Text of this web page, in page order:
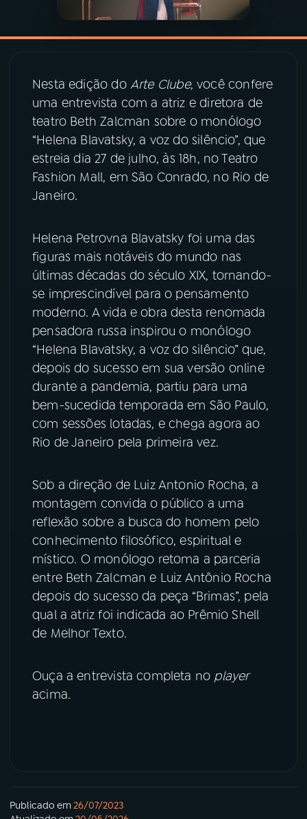
PODCASTS
ÚLTIMAS
08PRÊMIO RÁDIO MEC
ACOMPANHE A RÁDIO MEC
Instagram X
TikTok
Nesta edição do Arte Clube, você confere
uma entrevista com a atriz e diretora de
teatro Beth Zalcman sobre o monólogo
“Helena Blavatsky, a voz do silêncio”, que
estreia dia 27 de julho, às 18h, no Teatro
Fashion Mall, em São Conrado, no Rio de
Janeiro.
Helena Petrovna Blavatsky foi uma das
figuras mais notáveis do mundo nas
últimas décadas do século XIX, tornando-
se imprescindível para o pensamento
moderno. A vida e obra desta renomada
pensadora russa inspirou o monólogo
“Helena Blavatsky, a voz do silêncio” que,
depois do sucesso em sua versão online
durante a pandemia, partiu para uma
bem-sucedida temporada em São Paulo,
com sessões lotadas, e chega agora ao
Rio de Janeiro pela primeira vez.
Sob a direção de Luiz Antonio Rocha, a
montagem convida o público a uma
reflexão sobre a busca do homem pelo
conhecimento filosófico, espiritual e
místico. O monólogo retoma a parceria
entre Beth Zalcman e Luiz Antônio Rocha
depois do sucesso da peça “Brimas”, pela
qual a atriz foi indicada ao Prêmio Shell
de Melhor Texto.
Ouça a entrevista completa no player
acima.
Publicado em26/07/2023